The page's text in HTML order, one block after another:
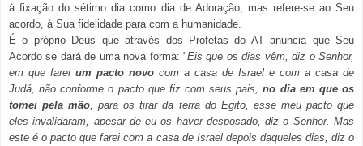
à fixação do sétimo dia como dia de Adoração, mas refere-se ao Seu
acordo, à Sua fidelidade para com a humanidade.
É o próprio Deus que através dos Profetas do AT anuncia que Seu
Acordo se dará de uma nova forma: "Eis que os dias vêm, diz o Senhor,
em que farei um pacto novo com a casa de Israel e com a casa de
Judá, não conforme o pacto que fiz com seus pais,no dia em que os
tomei pela mão , para os tirar da terra do Egito, esse meu pacto que
eles invalidaram, apesar de eu os haver desposado, diz o Senhor. Mas
este é o pacto que farei com a casa de Israel depois daqueles dias, diz o